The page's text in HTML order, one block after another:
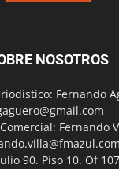
NOSOTROS
Fernando
Fernando
90. Piso 10. Of